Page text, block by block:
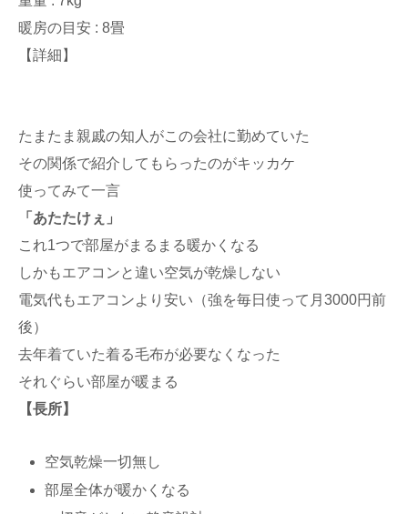
暖房の目安 : 8畳
【詳細】
たまたま親戚の知人がこの会社に勤めていた
その関係で紹介してもらったのがキッカケ
使ってみて一言
「あたたけぇ」
これ1つで部屋がまるまる暖かくなる
しかもエアコンと違い空気が乾燥しない
電気代もエアコンより安い（強を毎日使って月3000円前
後）
去年着ていた着る毛布が必要なくなった
それぐらい部屋が暖まる
【長所】
空気乾燥一切無し
部屋全体が暖かくなる